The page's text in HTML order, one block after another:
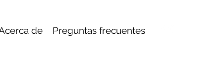
de Preguntas frecuentes